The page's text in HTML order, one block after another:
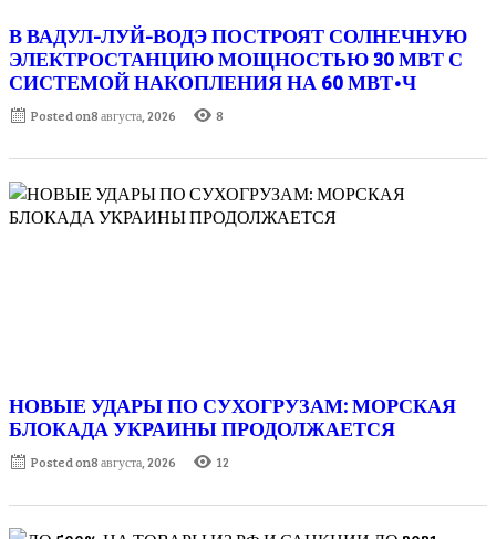
В ВАДУЛ-ЛУЙ-ВОДЭ ПОСТРОЯТ СОЛНЕЧНУЮ
ЭЛЕКТРОСТАНЦИЮ МОЩНОСТЬЮ 30 МВТ С
СИСТЕМОЙ НАКОПЛЕНИЯ НА 60 МВТ•Ч
Posted on8 августа, 2026 8
НОВЫЕ УДАРЫ ПО СУХОГРУЗАМ: МОРСКАЯ
БЛОКАДА УКРАИНЫ ПРОДОЛЖАЕТСЯ
Posted on8 августа, 2026 12